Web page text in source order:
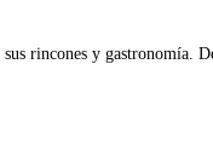
rincones y gastronomía.